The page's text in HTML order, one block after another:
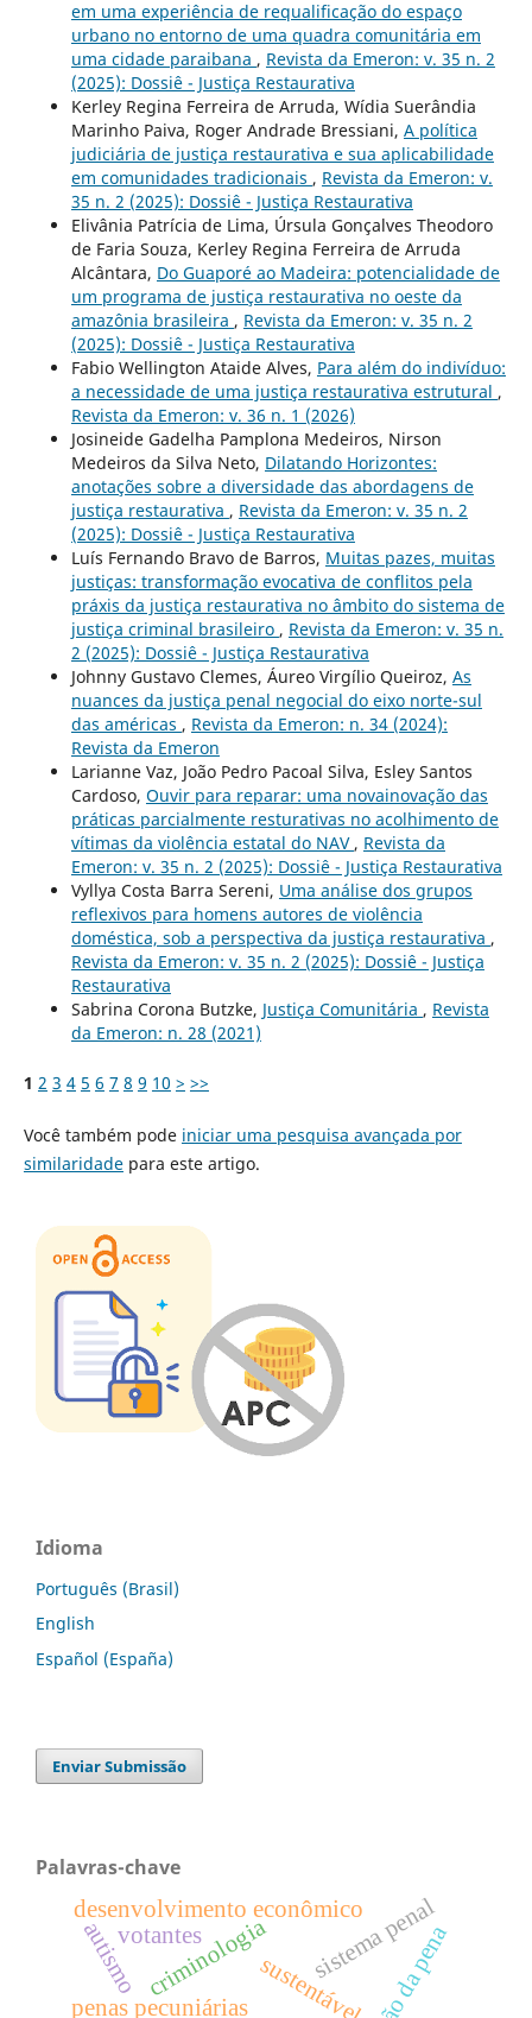
em uma experiência de requalificação do espaço
urbano no entorno de uma quadra comunitária em
uma cidade paraibana , Revista da Emeron: v. 35 n. 2
(2025): Dossiê - Justiça Restaurativa
Kerley Regina Ferreira de Arruda, Wídia Suerândia
Marinho Paiva, Roger Andrade Bressiani, A política
judiciária de justiça restaurativa e sua aplicabilidade
em comunidades tradicionais , Revista da Emeron: v.
35 n. 2 (2025): Dossiê - Justiça Restaurativa
Elivânia Patrícia de Lima, Úrsula Gonçalves Theodoro
de Faria Souza, Kerley Regina Ferreira de Arruda
Alcântara, Do Guaporé ao Madeira: potencialidade de
um programa de justiça restaurativa no oeste da
amazônia brasileira , Revista da Emeron: v. 35 n. 2
(2025): Dossiê - Justiça Restaurativa
Fabio Wellington Ataide Alves, Para além do indivíduo:
a necessidade de uma justiça restaurativa estrutural ,
Revista da Emeron: v. 36 n. 1 (2026)
Josineide Gadelha Pamplona Medeiros, Nirson
Medeiros da Silva Neto, Dilatando Horizontes:
anotações sobre a diversidade das abordagens de
justiça restaurativa , Revista da Emeron: v. 35 n. 2
(2025): Dossiê - Justiça Restaurativa
Luís Fernando Bravo de Barros, Muitas pazes, muitas
justiças: transformação evocativa de conflitos pela
práxis da justiça restaurativa no âmbito do sistema de
justiça criminal brasileiro , Revista da Emeron: v. 35 n.
2 (2025): Dossiê - Justiça Restaurativa
Johnny Gustavo Clemes, Áureo Virgílio Queiroz, As
nuances da justiça penal negocial do eixo norte-sul
das américas , Revista da Emeron: n. 34 (2024):
Revista da Emeron
Larianne Vaz, João Pedro Pacoal Silva, Esley Santos
Cardoso, Ouvir para reparar: uma novainovação das
práticas parcialmente resturativas no acolhimento de
vítimas da violência estatal do NAV , Revista da
Emeron: v. 35 n. 2 (2025): Dossiê - Justiça Restaurativa
Vyllya Costa Barra Sereni, Uma análise dos grupos
reflexivos para homens autores de violência
doméstica, sob a perspectiva da justiça restaurativa ,
Revista da Emeron: v. 35 n. 2 (2025): Dossiê - Justiça
Restaurativa
Sabrina Corona Butzke, Justiça Comunitária , Revista
da Emeron: n. 28 (2021)
1 2 3 4 5 6 7 8 9 10 > >>
Você também pode iniciar uma pesquisa avançada por
similaridadepara este artigo.
Idioma
Português (Brasil)
English
Español (España)
Enviar Submissão
Palavras-chave
penas pecuniárias
criminologia
desenvolvimento econômico
sustentável
sistema penal
autismovotantes